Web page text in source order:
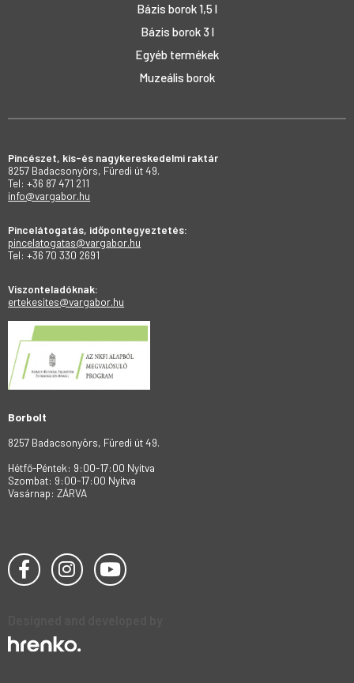
Bázis borok 1,5 l
Bázis borok 3 l
Egyéb termékek
Muzeális borok
Pincészet, kis-és nagykereskedelmi raktár
8257 Badacsonyörs, Füredi út 49.
Tel: +36 87 471 211
info@vargabor.hu
Pincelátogatás, időpontegyeztetés:
pincelatogatas@vargabor.hu
Tel: +36 70 330 2691
Viszonteladóknak:
ertekesites@vargabor.hu
Borbolt
8257 Badacsonyörs, Füredi út 49.
Hétfő-Péntek: 9:00-17:00 Nyitva
Szombat: 9:00-17:00 Nyitva
Vasárnap: ZÁRVA